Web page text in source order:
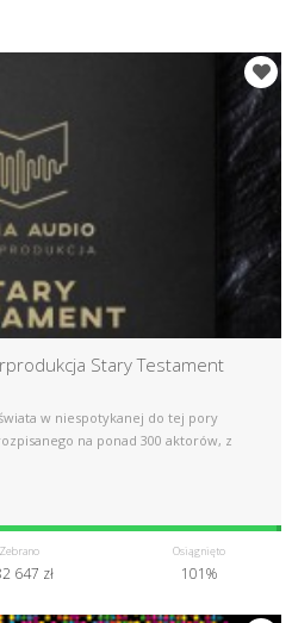
Stary Testament
w niespotykanej do tej pory
na ponad 300 aktorów, z
Zebrano
647 zł
Osiągnięto
101%